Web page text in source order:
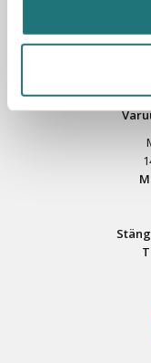
Se
Fri